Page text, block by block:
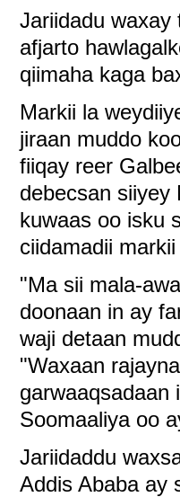
Jariidadu waxay
afjarto
qiimaha kaga
Markii la
jiraan muddo
fiiqay reer
debecsan siiyey
kuwaas oo isku
ciidamadii
"Ma sii mala-
doonaan in ay
waji detaan
"Waxaan
garwaaqsadaan
Soomaaliya oo
Jariidaddu
Addis Ababa ay